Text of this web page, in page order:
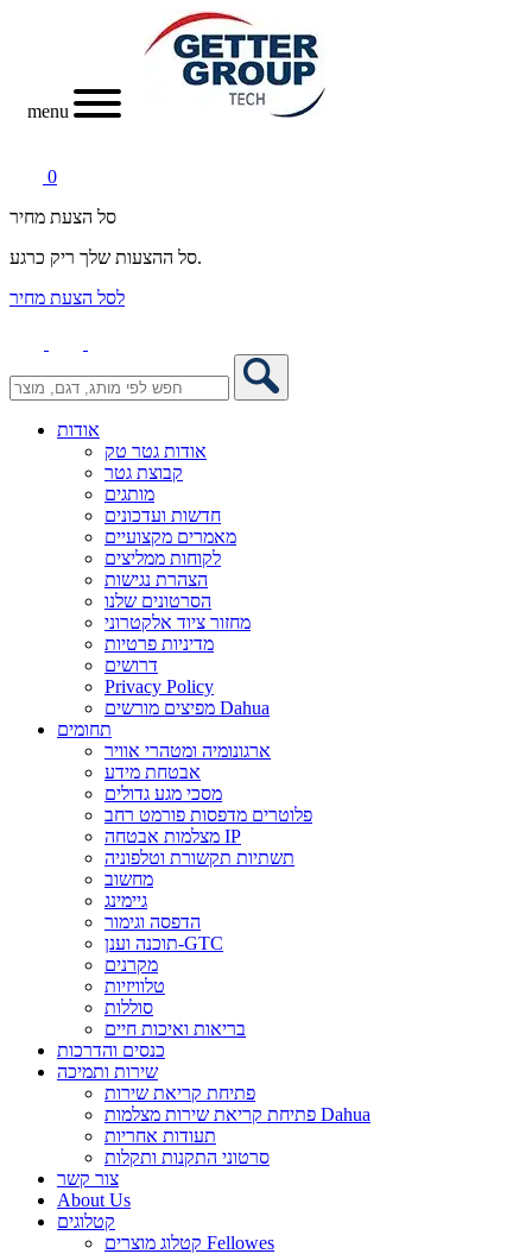
menu
0
סל הצעת מחיר
סל ההצעות שלך ריק כרגע.
לסל הצעת מחיר
אודות
אודות גטר טק
קבוצת גטר
מותגים
חדשות ועדכונים
מאמרים מקצועיים
לקוחות ממליצים
הצהרת נגישות
הסרטונים שלנו
מחזור ציוד אלקטרוני
מדיניות פרטיות
דרושים
Privacy Policy
מפיצים מורשים Dahua
תחומים
ארגונומיה ומטהרי אוויר
אבטחת מידע
מסכי מגע גדולים
פלוטרים מדפסות פורמט רחב
מצלמות אבטחה IP
תשתיות תקשורת וטלפוניה
מחשוב
גיימינג
הדפסה וגימור
תוכנה וענן-GTC
מקרנים
טלוויזיות
סוללות
בריאות ואיכות חיים
כנסים והדרכות
שירות ותמיכה
פתיחת קריאת שירות
פתיחת קריאת שירות מצלמות Dahua
תעודות אחריות
סרטוני התקנות ותקלות
צור קשר
About Us
קטלוגים
קטלוג מוצרים Fellowes